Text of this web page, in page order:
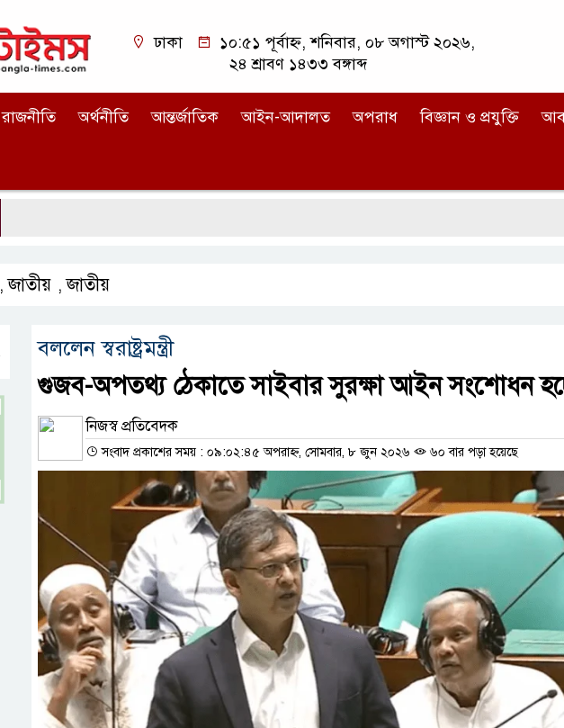
ঢাকা
১০:৫১ পূর্বাহ্ন, শনিবার, ০৮ অগাস্ট ২০২৬,
২৪ শ্রাবণ ১৪৩৩ বঙ্গাব্দ
রাজনীতি অর্থনীতি আন্তর্জাতিক আইন-আদালত অপরাধ বিজ্ঞান ও প্রযুক্তি
,জাতীয় ,জাতীয়
বললেন স্বরাষ্ট্রমন্ত্রী
গুজব-অপতথ্য ঠেকাতে সাইবার সুরক্ষা আইন সংশোধন
নিজস্ব প্রতিবেদক
সংবাদ প্রকাশের সময় : ০৯:০২:৪৫ অপরাহ্ন, সোমবার, ৮ জুন ২০২৬ ৬০ বার পড়া হয়েছে